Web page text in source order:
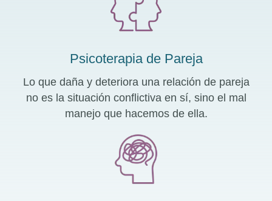
Psicoterapia de Pareja
Lo que daña y deteriora una relación de pareja
no es la situación conflictiva en sí, sino el mal
manejo que hacemos de ella.